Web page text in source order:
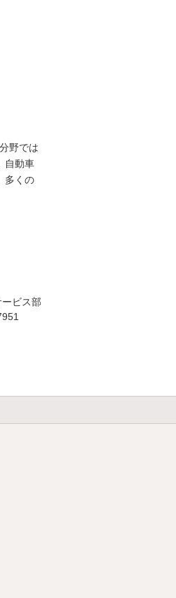
野では
自動車
多くの
ビス部